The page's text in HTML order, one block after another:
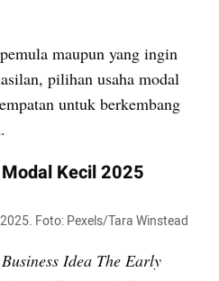
maupun yang ingin
pilihan usaha modal
untuk berkembang
Kecil 2025
Foto: Pexels/Tara Winstead
Idea The Early